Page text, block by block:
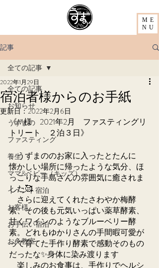
ME
NU
記事
全ての記事
お知らせ
うずまの
ファスティング
養生
ママ&ベビー（キッズ）
イベント宿泊
お客様
お手伝い宿泊
お灸教室
全ての記事
宿泊者様からのお手紙
2022年1月29日
更新日：2022年2月6日
《M様　2021年2月　ファスティングリ
トリート　２泊３日》
うずまののお家に入ったとたんに
懐かしい場所に帰ったような気分、ほ
っこりな手島さんの雰囲気に癒されま
した🥰
さらに迎えてくれたさわやか梅酵
素、その後も元気いっぱい薬草酵素、
甘くワインのようなブルーベリー酵
素。どれもゆかりさんの手間暇可愛が
って育てた手作り酵素で感動そのもの
だったな✨身体に染み渡ります
楽しみのお食事は、手作りでヘルシ